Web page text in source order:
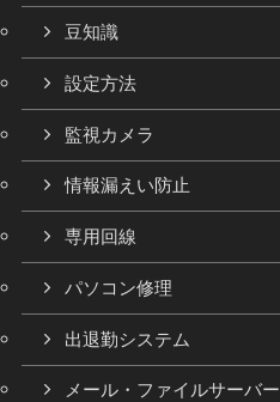
豆知識
設定方法
監視カメラ
情報漏えい防止
専用回線
パソコン修理
出退勤システム
メール・ファイルサーバー